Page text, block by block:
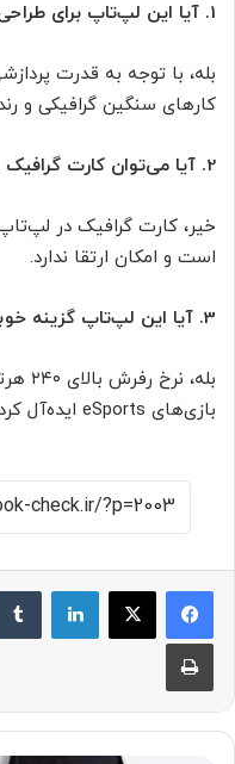
1. آیا این لپ‌تاپ برای طراحی سه‌بعدی مناسب است؟
کارهای سنگین گرافیکی و
2. آیا می‌توان کارت گرافیک این مدل را ارتقا داد؟
خیر، کارت گرافیک در
است و امکان ارتقا ندارد.
3. آیا این لپ‌تاپ گزینه خوبی برای بازی‌های رقابتی است؟
بازی‌های eSports ایده‌آل کرده است.
لینکدین
چاپ